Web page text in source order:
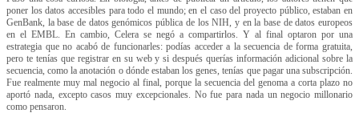
poner los datos accesibles para todo el mundo; en el caso del proyecto público, estaban en
GenBank, la base de datos genómicos pública de los NIH, y en la base de datos europeos
en el EMBL. En cambio, Celera se negó a compartirlos. Y al final optaron por una
estrategia que no acabó de funcionarles: podías acceder a la secuencia de forma gratuita,
pero te tenías que registrar en su web y si después querías información adicional sobre la
secuencia, como la anotación o dónde estaban los genes, tenías que pagar una subscripción.
Fue realmente muy mal negocio al final, porque la secuencia del genoma a corta plazo no
aportó nada, excepto casos muy excepcionales. No fue para nada un negocio millonario
como pensaron.